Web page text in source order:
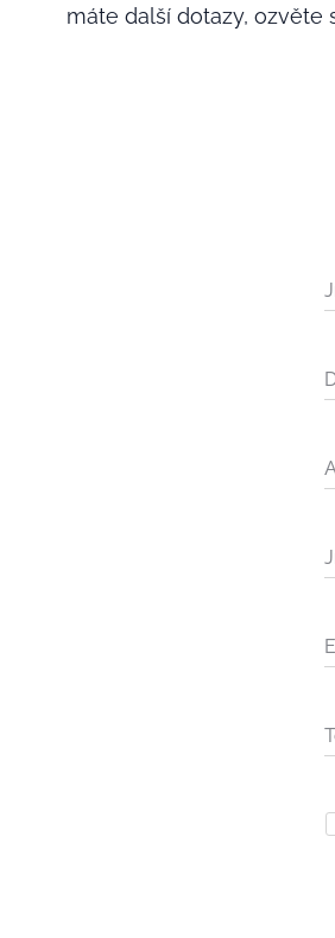
máte další dotazy, ozvěte